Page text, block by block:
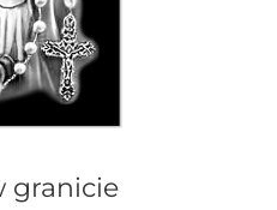
granicie